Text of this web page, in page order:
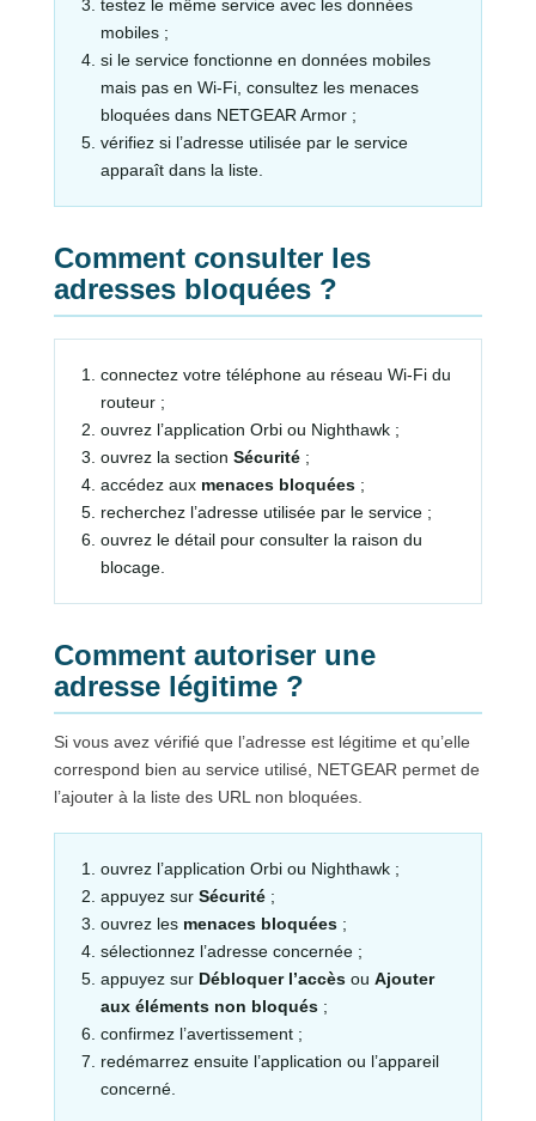
testez le même service avec les données
mobiles ;
si le service fonctionne en données mobiles
mais pas en Wi-Fi, consultez les menaces
bloquées dans NETGEAR Armor ;
vérifiez si l’adresse utilisée par le service
apparaît dans la liste.
Comment consulter les
adresses bloquées ?
connectez votre téléphone au réseau Wi-Fi du
routeur ;
ouvrez l’application Orbi ou Nighthawk ;
ouvrez la section Sécurité ;
accédez aux menaces bloquées ;
recherchez l’adresse utilisée par le service ;
ouvrez le détail pour consulter la raison du
blocage.
Comment autoriser une
adresse légitime ?
Si vous avez vérifié que l’adresse est légitime et qu’elle
correspond bien au service utilisé, NETGEAR permet de
l’ajouter à la liste des URL non bloquées.
ouvrez l’application Orbi ou Nighthawk ;
appuyez sur Sécurité ;
ouvrez les menaces bloquées ;
sélectionnez l’adresse concernée ;
appuyez sur Débloquer l’accès ou Ajouter
aux éléments non bloqués ;
confirmez l’avertissement ;
redémarrez ensuite l’application ou l’appareil
concerné.